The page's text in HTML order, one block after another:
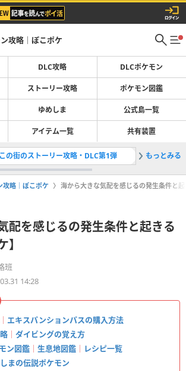
攻略｜ぽこポケ
DLC攻略 DLCポケモン
ストーリー攻略 ポケモン図鑑
ゆめしま 公式島一覧
アイテム一覧 共有装置
の街のストーリー攻略・DLC第1弾 2ブクブ
もっとみる
攻略｜ぽこポケ 海から大きな気配を感じるの発生条件と
配を感じるの発生条件と起きる
班
14:28
｜ エキスパンションパスの購入方法
｜ ダイビングの覚え方
ン図鑑 ｜ 生息地図鑑 ｜ レシピ一覧
まの伝説ポケモン